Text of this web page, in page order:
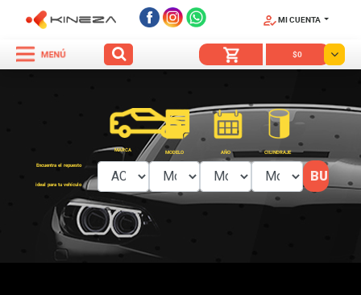
MI CUENTA
$0
Encuentra el repuesto
ideal para tu vehículo
MARCA MODELO AÑO CILINDRAJE